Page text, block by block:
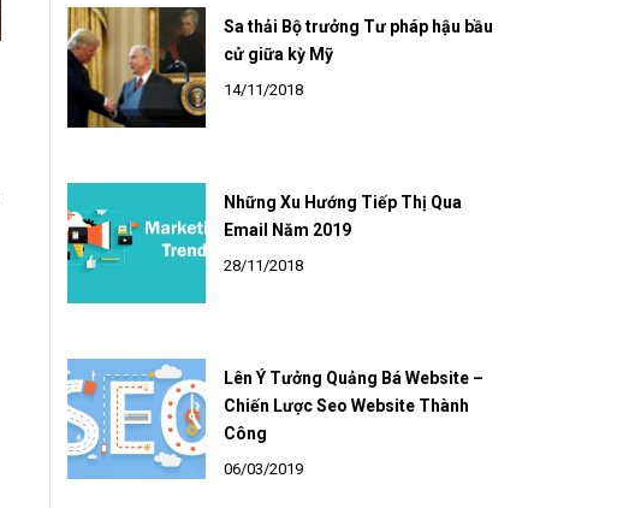
Sa thải Bộ trưởng Tư pháp hậu bầu
Những Xu Hướng Tiếp Thị Qua
Lên Ý Tưởng Quảng Bá Website –
Chiến Lược Seo Website Thành